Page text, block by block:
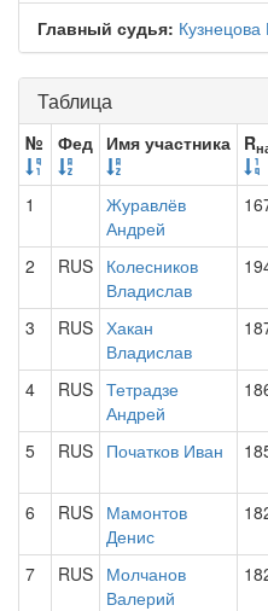
Главный судья:
Таблица
№ Фед Имя участника R
1
Журавлёв
Андрей
2 RUS Колесников
Владислав
3 RUS Хакан
Владислав
4 RUS Тетрадзе
Андрей
5 RUS Початков Иван
6 RUS Мамонтов
Денис
7 RUS Молчанов
Валерий